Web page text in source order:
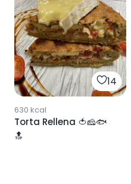
14
630 kcal
Torta Rellena 🍅🧀🐟
🔝